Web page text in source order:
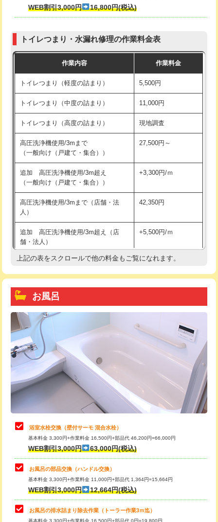
WEB割引3,000円 16,800円(税込)
トイレつまり・水漏れ修理の作業料金表
作業内容 作業料金
トイレつまり（軽度の詰まり） 5,500円
トイレつまり（中度の詰まり） 11,000円
トイレつまり（高度の詰まり） 現地調査
高圧洗浄機使用/3mまで
（一般向け（戸建て・集合））
27,500円～
追加 高圧洗浄機使用/3m超え
（一般向け（戸建て・集合））
+3,300円/ｍ
高圧洗浄機使用/3mまで（店舗・法
人）
42,350円
追加 高圧洗浄機使用/3m超え（店
舗・法人）
+5,500円/ｍ
高度高圧洗浄換 現地調査
トーラー機使用/3mまで
追加トーラー機使用/3m超え
カメラ調査 33,000円
桝清掃 8,800円
止水・漏水調査・防水処理・清掃・修
理・調整・分解・加工など（軽作業）
止水・漏水調査・防水処理・清掃・修
理・調整・分解・加工など（中作業）
22,000円
止水・漏水調査・防水処理・清掃・修
理・調整・分解・加工など（重作業）
33,000円
トイレタンク脱着
トイレ便器脱着
タンクレストイレ脱着 33,000円
上記の表をスクロールで他の料金もご覧になれます。
お風呂
浴室水栓交換（壁付サーモ 混合水栓）
基本料金 3,300円+作業料金 16,500円+部品代 46,200円=66,000円
WEB割引3,000円 63,000円(税込)
お風呂の部品交換（ハンドル交換）
基本料金 3,300円+作業料金 11,000円+部品代 1,364円=15,664円
WEB割引3,000円 12,664円(税込)
お風呂の排水詰まり除去作業（トーラー作業3ｍ迄）
基本料金 3,300円+作業料金 16,500円+部品代 0円=19,800円